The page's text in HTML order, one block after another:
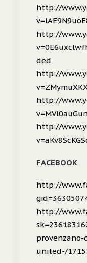
http://
http://
ded
http://
http://
http://
FACEBOOK
http://
http://
united-/